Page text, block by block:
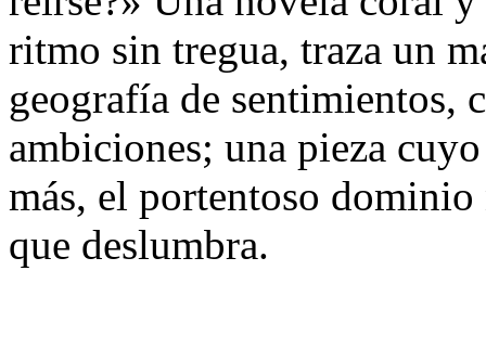
ritmo sin tregua, traza un
geografía de sentimientos,
ambiciones; una pieza
más, el portentoso
que deslumbra.